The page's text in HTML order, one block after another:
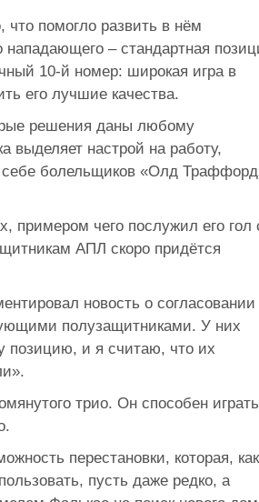
помогло развить в нём
нападающего – стандартная
10-й номер: широкая игра в
его лучшие качества.
решения даны любому
выделяет настрой на работу,
болельщиков «Олд
примером чего послужил его гол
АПЛ скоро придётся
новость о согласовании
полузащитниками. У них
позицию, и я считаю, что их
трио. Он способен играть
перестановки, которая, как
пусть даже редко, а